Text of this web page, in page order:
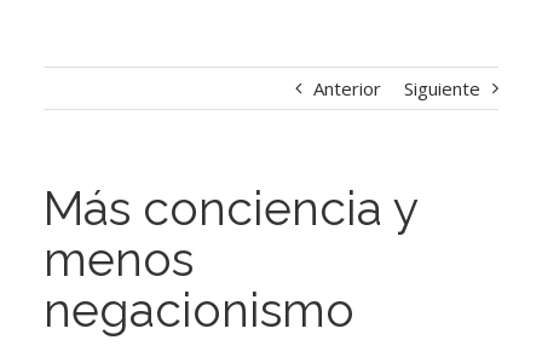
Anterior Siguiente
Más conciencia y
menos
negacionismo